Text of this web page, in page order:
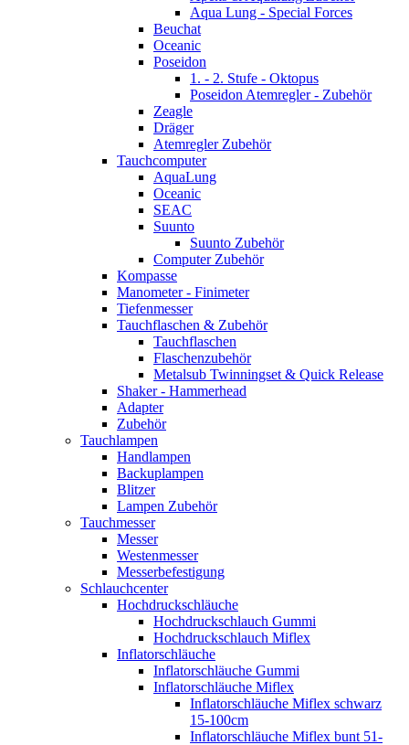
Aqua Lung - Special Forces
Beuchat
Oceanic
Poseidon
1. - 2. Stufe - Oktopus
Poseidon Atemregler - Zubehör
Zeagle
Dräger
Atemregler Zubehör
Tauchcomputer
AquaLung
Oceanic
SEAC
Suunto
Suunto Zubehör
Computer Zubehör
Kompasse
Manometer - Finimeter
Tiefenmesser
Tauchflaschen & Zubehör
Tauchflaschen
Flaschenzubehör
Metalsub Twinningset & Quick Release
Shaker - Hammerhead
Adapter
Zubehör
Tauchlampen
Handlampen
Backuplampen
Blitzer
Lampen Zubehör
Tauchmesser
Messer
Westenmesser
Messerbefestigung
Schlauchcenter
Hochdruckschläuche
Hochdruckschlauch Gummi
Hochdruckschlauch Miflex
Inflatorschläuche
Inflatorschläuche Gummi
Inflatorschläuche Miflex
Inflatorschläuche Miflex schwarz
15-100cm
Inflatorschläuche Miflex bunt 51-